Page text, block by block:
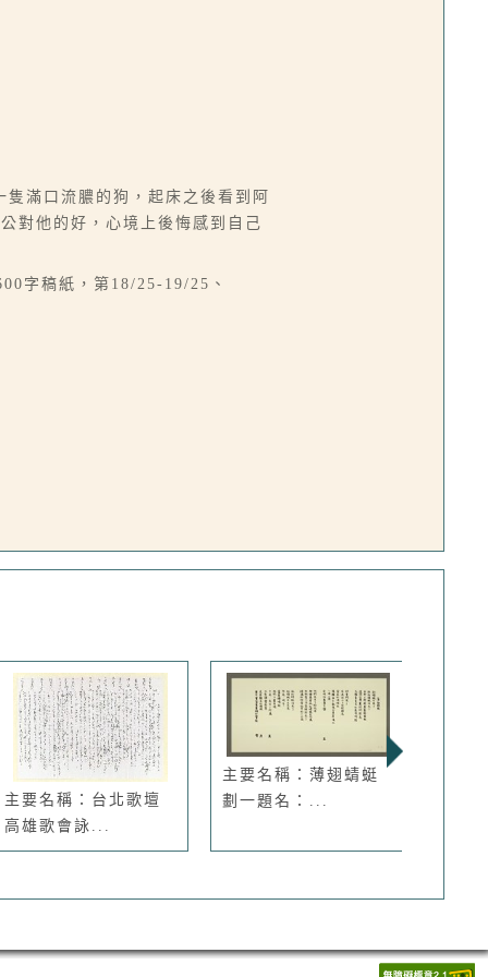
滿口流膿的狗，起床之後看到阿
對他的好，心境上後悔感到自己
字稿紙，第18/25-19/25、
主要名稱：台北歌壇
高雄歌會詠...
主要名稱：薄翅蜻蜓
劃一題名：...